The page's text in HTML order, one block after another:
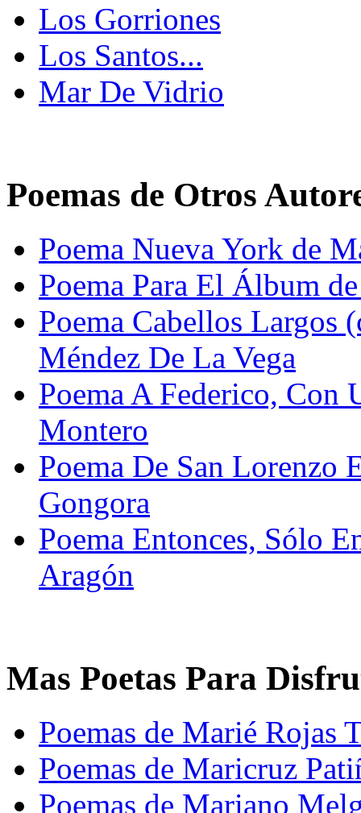
Los Gorriones
Los Santos...
Mar De Vidrio
Poemas de Otros
Poema Nueva York de
Poema Para El Álbum
Poema Cabellos Largos
Méndez De La Vega
Poema A Federico, Con
Montero
Poema De San Lorenzo
Gongora
Poema Entonces, Sólo
Aragón
Mas Poetas Para
Poemas de Marié Rojas
Poemas de Maricruz
Poemas de Mariano